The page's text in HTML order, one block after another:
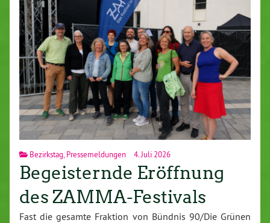
Bezirkstag Pressemeldungen 4. Juli 2026
Begeisternde Eröffnung
des ZAMMA-Festivals
Fast die gesamte Fraktion von Bündnis 90/Die Grünen